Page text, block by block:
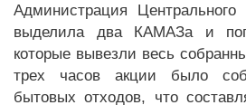
Администрация Центрального
выделила два КАМАЗа и
которые вывезли весь
трех часов акции было
бытовых отходов, что